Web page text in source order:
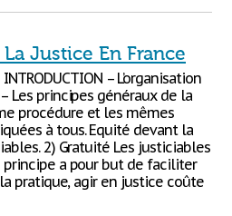
Justice En France
– L’organisation
Les principes généraux de la
procédure et les mêmes
à tous. Equité devant la
2) Gratuité Les justiciables
principe a pour but de faciliter
la pratique, agir en justice coûte